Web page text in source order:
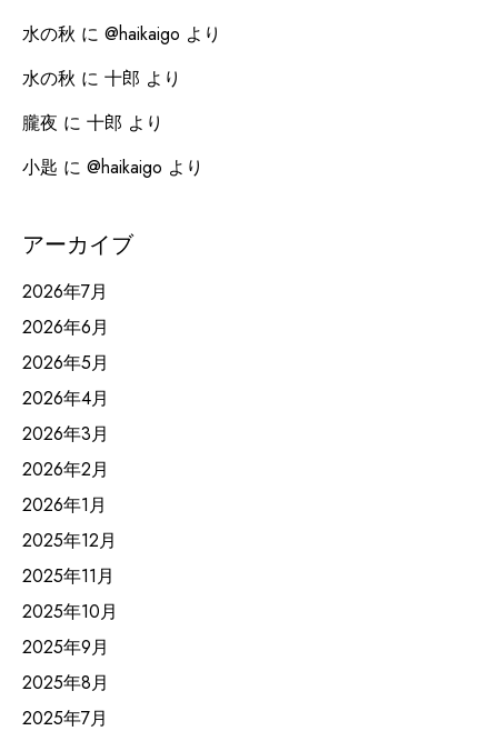
水の秋 に @haikaigo より
水の秋 に 十郎 より
朧夜 に 十郎 より
小匙 に @haikaigo より
アーカイブ
2026年7月
2026年6月
2026年5月
2026年4月
2026年3月
2026年2月
2026年1月
2025年12月
2025年11月
2025年10月
2025年9月
2025年8月
2025年7月